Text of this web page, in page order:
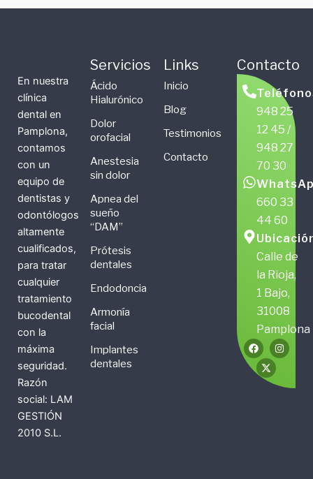
En nuestra
clínica
dental en
Pamplona,
contamos
con un
equipo de
dentistas y
odontólogos
altamente
cualificados,
para tratar
cualquier
tratamiento
bucodental
con la
máxima
seguridad.
Razón
social: LAM
GESTIÓN
2010 S.L.
Servicios
Ácido
Hialurónico
Dolor
orofacial
Anestesia
sin dolor
Apnea del
sueño
“DAM”
Prótesis
dentales
Endodoncia
Armonía
facial
Implantes
dentales
Links
Inicio
Blog
Testimonios
Contacto
Contacto
948 25
12 45 /
948 27
70 30
660 33
44 60
Calle de
la Rioja,
1 Bajo,
31008
Pamplona
F
a
c
e
I
n
s
g
X
t
w
i